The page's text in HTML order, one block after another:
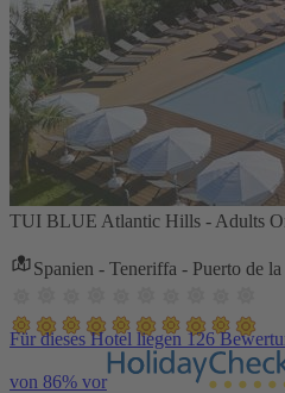
TUI BLUE Atlantic Hills - Adults
Spanien - Teneriffa - Puerto de
Für dieses Hotel liegen 126
von 86% vor